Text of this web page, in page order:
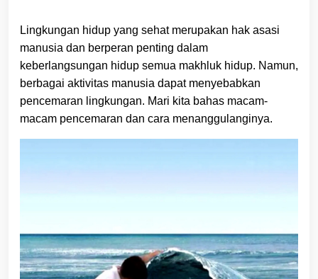
Lingkungan hidup yang sehat merupakan hak asasi
manusia dan berperan penting dalam
keberlangsungan hidup semua makhluk hidup. Namun,
berbagai aktivitas manusia dapat menyebabkan
pencemaran lingkungan. Mari kita bahas macam-
macam pencemaran dan cara menanggulanginya.